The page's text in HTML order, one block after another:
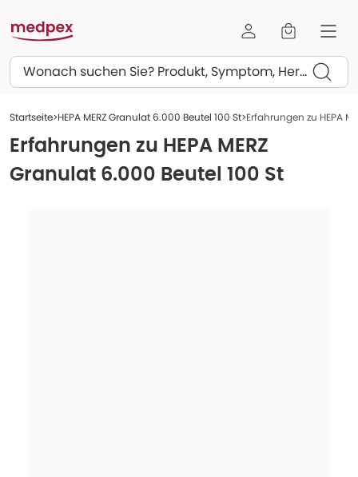
Suchen
Startseite HEPA MERZ Granulat 6.000 Beutel 100 St Erfahrungen zu HEPA
Erfahrungen zu HEPA MERZ
Granulat 6.000 Beutel 100 St